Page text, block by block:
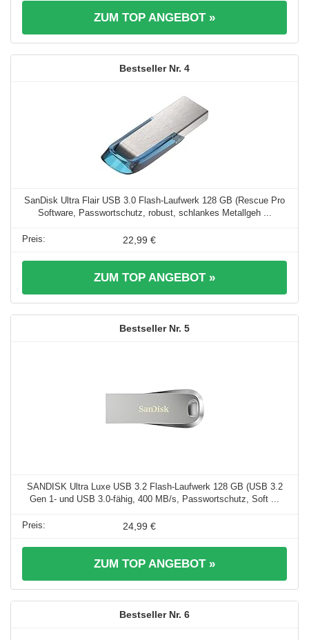
ZUM TOP ANGEBOT »
4
SanDisk Ultra Flair USB 3.0 Flash-Laufwerk 128 GB (Rescue Pro
Software, Passwortschutz, robust, schlankes Metallgeh ...
22,99 €
ZUM TOP ANGEBOT »
5
SANDISK Ultra Luxe USB 3.2 Flash-Laufwerk 128 GB (USB 3.2
Gen 1- und USB 3.0-fähig, 400 MB/s, Passwortschutz, Soft ...
24,99 €
ZUM TOP ANGEBOT »
6